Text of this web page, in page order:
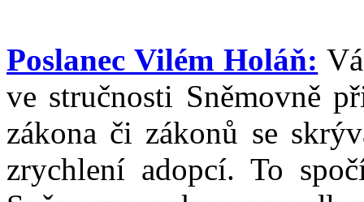
Poslanec Vilém Holáň:
ve stručnosti Sněmovně
zákona či zákonů se
zrychlení adopcí. To